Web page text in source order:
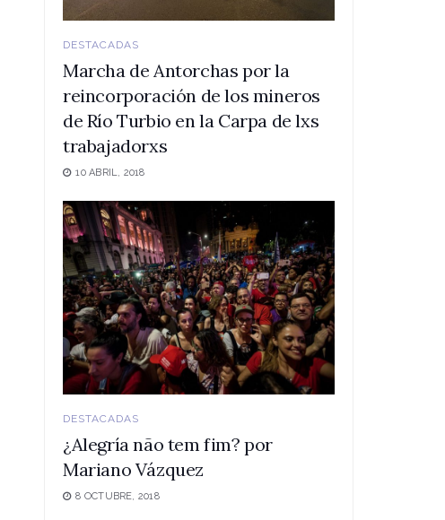
DESTACADAS
Marcha de Antorchas por la
reincorporación de los mineros
de Río Turbio en la Carpa de lxs
trabajadorxs
10 ABRIL, 2018
DESTACADAS
¿Alegría não tem fim? por
Mariano Vázquez
8 OCTUBRE, 2018